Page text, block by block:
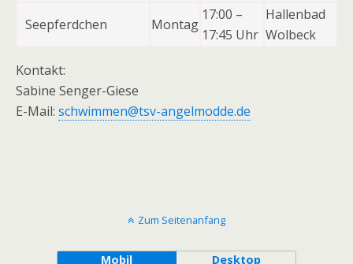
Seepferdchen
Montag
17:00 –
17:45 Uhr
Hallenbad
Wolbeck
Kontakt:
Sabine Senger-Giese
E-Mail: schwimmen@tsv-angelmodde.de
Zum Seitenanfang
Mobil Desktop